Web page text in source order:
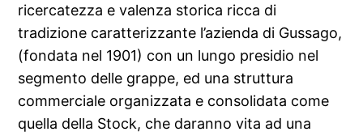
ricercatezza e valenza storica ricca di
tradizione caratterizzante l’azienda di Gussago,
(fondata nel 1901) con un lungo presidio nel
segmento delle grappe, ed una struttura
commerciale organizzata e consolidata come
quella della Stock, che daranno vita ad una